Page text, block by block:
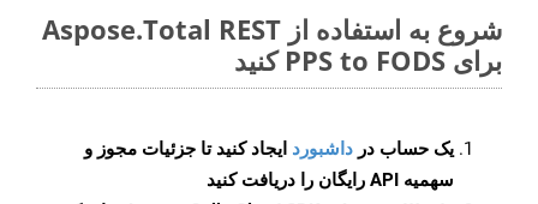
شروع به استفاده از Aspose.Total REST
برای PPS to FODS کنید
یک حساب در داشبورد ایجاد کنید تا جزئیات مجوز و
سهمیه API رایگان را دریافت کنید